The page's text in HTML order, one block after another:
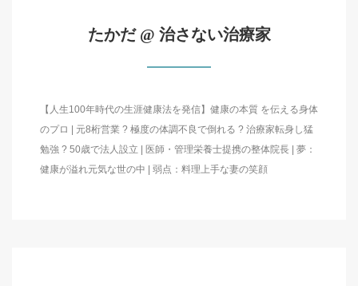
たかだ @ 治さない治療家
【人生100年時代の生涯健康法を発信】健康の本質 を伝える身体
のプロ | 元8桁営業 ? 極度の体調不良で倒れる ? 治療家転身し猛
勉強 ? 50歳で法人設立 | 医師・管理栄養士提携の整体院長 | 夢：
健康が溢れ元気な世の中 | 弱点：料理上手な妻の笑顔